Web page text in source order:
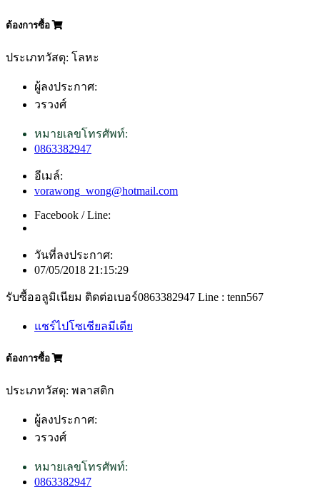
ต้องการซื้อ
ประเภทวัสดุ: โลหะ
ผู้ลงประกาศ:
วรวงศ์
หมายเลขโทรศัพท์:
0863382947
อีเมล์:
vorawong_wong@hotmail.com
Facebook / Line:
วันที่ลงประกาศ:
07/05/2018 21:15:29
รับซื้ออลูมิเนียม ติดต่อเบอร์0863382947 Line : tenn567
แชร์ไปโซเชียลมีเดีย
ต้องการซื้อ
ประเภทวัสดุ: พลาสติก
ผู้ลงประกาศ:
วรวงศ์
หมายเลขโทรศัพท์:
0863382947